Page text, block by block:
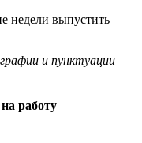
и пунктуации
работу